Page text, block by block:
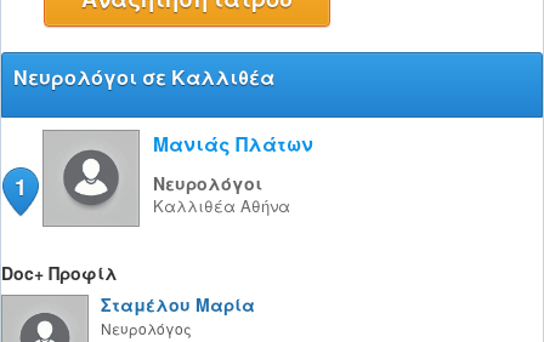
Νευρολόγοι σε Καλλιθέα
1
Μανιάς Πλάτων
Νευρολόγοι
Καλλιθέα Αθήνα
Doc+ Προφίλ
Σταμέλου Μαρία
Νευρολόγος